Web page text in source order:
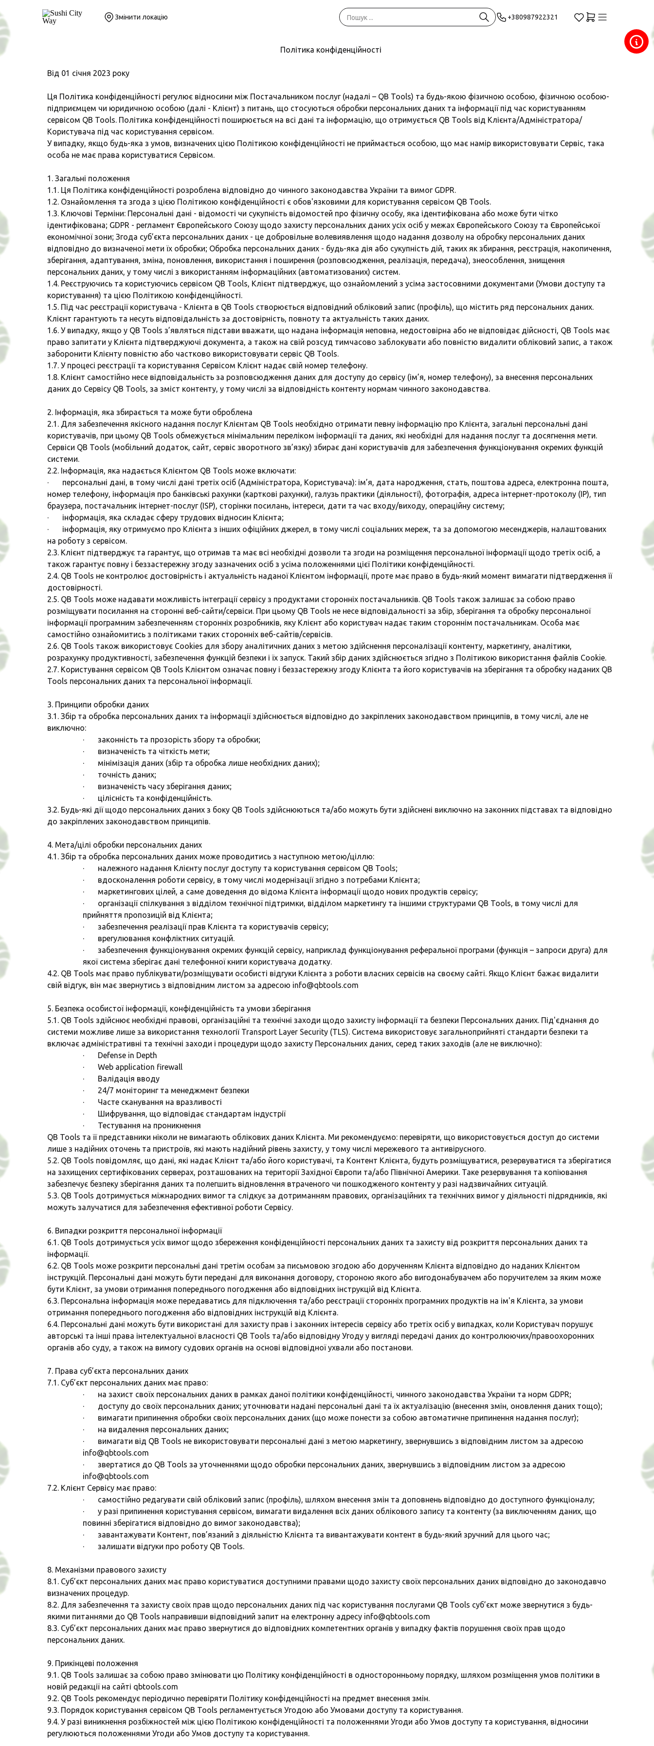
Змінити локацію +380987922321
Політика конфіденційності
Від 01 січня 2023 року
Ця Політика конфіденційності регулює відносини між Постачальником послуг (надалі – QB Tools) та будь-якою фізичною особою, фізичною особою-
підприємцем чи юридичною особою (далі - Клієнт) з питань, що стосуються обробки персональних даних та інформації під час користуванням
сервісом QB Tools. Політика конфіденційності поширюється на всі дані та інформацію, що отримується QB Tools від Клієнта/Адміністратора/
Користувача під час користування сервісом.
У випадку, якщо будь-яка з умов, визначених цією Політикою конфіденційності не приймається особою, що має намір використовувати Сервіс, така
особа не має права користуватися Сервісом.
1. Загальні положення
1.1. Ця Політика конфіденційності розроблена відповідно до чинного законодавства України та вимог GDPR.
1.2. Ознайомлення та згода з цією Політикою конфіденційності є обов'язковими для користування сервісом QB Tools.
1.3. Ключові Терміни: Персональні дані - відомості чи сукупність відомостей про фізичну особу, яка ідентифікована або може бути чітко
ідентифікована; GDPR - регламент Європейського Союзу щодо захисту персональних даних усіх осіб у межах Європейського Союзу та Європейської
економічної зони; Згода суб’єкта персональних даних - це добровільне волевиявлення щодо надання дозволу на обробку персональних даних
відповідно до визначеної мети їх обробки; Обробка персональних даних - будь-яка дія або сукупність дій, таких як збирання, реєстрація, накопичення,
зберігання, адаптування, зміна, поновлення, використання і поширення (розповсюдження, реалізація, передача), знеособлення, знищення
персональних даних, у тому числі з використанням інформаційних (автоматизованих) систем.
1.4. Реєструючись та користуючись сервісом QB Tools, Клієнт підтверджує, що ознайомлений з усіма застосовними документами (Умови доступу та
користування) та цією Політикою конфіденційності.
1.5. Під час реєстрації користувача - Клієнта в QB Tools створюється відповідний обліковий запис (профіль), що містить ряд персональних даних.
Клієнт гарантують та несуть відповідальність за достовірність, повноту та актуальність таких даних.
1.6. У випадку, якщо у QB Tools з’являться підстави вважати, що надана інформація неповна, недостовірна або не відповідає дійсності, QB Tools має
право запитати у Клієнта підтверджуючі документа, а також на свій розсуд тимчасово заблокувати або повністю видалити обліковий запис, а також
заборонити Клієнту повністю або частково використовувати сервіс QB Tools.
1.7. У процесі реєстрації та користування Сервісом Клієнт надає свій номер телефону.
1.8. Клієнт самостійно несе відповідальність за розповсюдження даних для доступу до сервісу (ім’я, номер телефону), за внесення персональних
даних до Сервісу QB Tools, за зміст контенту, у тому числі за відповідність контенту нормам чинного законодавства.
2. Інформація, яка збирається та може бути оброблена
2.1. Для забезпечення якісного надання послуг Клієнтам QB Tools необхідно отримати певну інформацію про Клієнта, загальні персональні дані
користувачів, при цьому QB Tools обмежується мінімальним переліком інформації та даних, які необхідні для надання послуг та досягнення мети.
Сервіси QB Tools (мобільний додаток, сайт, сервіс зворотного зв’язку) збирає дані користувачів для забезпечення функціонування окремих функцій
системи.
2.2. Інформація, яка надається Клієнтом QB Tools може включати:
· персональні дані, в тому числі дані третіх осіб (Адміністратора, Користувача): ім’я, дата народження, стать, поштова адреса, електронна пошта,
номер телефону, інформація про банківські рахунки (карткові рахунки), галузь практики (діяльності), фотографія, адреса інтернет-протоколу (ІР), тип
браузера, постачальник інтернет-послуг (ISP), сторінки посилань, інтереси, дати та час входу/виходу, операційну систему;
· інформація, яка складає сферу трудових відносин Клієнта;
· інформація, яку отримуємо про Клієнта з інших офіційних джерел, в тому числі соціальних мереж, та за допомогою месенджерів, налаштованих
на роботу з сервісом.
2.3. Клієнт підтверджує та гарантує, що отримав та має всі необхідні дозволи та згоди на розміщення персональної інформації щодо третіх осіб, а
також гарантує повну і беззастережну згоду зазначених осіб з усіма положеннями цієї Політики конфіденційності.
2.4. QB Tools не контролює достовірність і актуальність наданої Клієнтом інформації, проте має право в будь-який момент вимагати підтвердження її
достовірності.
2.5. QB Tools може надавати можливість інтеграції сервісу з продуктами сторонніх постачальників. QB Tools також залишає за собою право
розміщувати посилання на сторонні веб-сайти/сервіси. При цьому QB Tools не несе відповідальності за збір, зберігання та обробку персональної
інформації програмним забезпеченням сторонніх розробників, яку Клієнт або користувач надає таким стороннім постачальникам. Особа має
самостійно ознайомитись з політиками таких сторонніх веб-сайтів/сервісів.
2.6. QB Tools також використовує Cookies для збору аналітичних даних з метою здійснення персоналізації контенту, маркетингу, аналітики,
розрахунку продуктивності, забезпечення функцій безпеки і їх запуск. Такий збір даних здійснюється згідно з Політикою використання файлів Cookie.
2.7. Користування сервісом QB Tools Клієнтом означає повну і беззастережну згоду Клієнта та його користувачів на зберігання та обробку наданих QB
Tools персональних даних та персональної інформації.
3. Принципи обробки даних
3.1. Збір та обробка персональних даних та інформації здійснюється відповідно до закріплених законодавством принципів, в тому числі, але не
виключно:
· законність та прозорість збору та обробки;
· визначеність та чіткість мети;
· мінімізація даних (збір та обробка лише необхідних даних);
· точність даних;
· визначеність часу зберігання даних;
· цілісність та конфіденційність.
3.2. Будь-які дії щодо персональних даних з боку QB Tools здійснюються та/або можуть бути здійснені виключно на законних підставах та відповідно
до закріплених законодавством принципів.
4. Мета/цілі обробки персональних даних
4.1. Збір та обробка персональних даних може проводитись з наступною метою/ціллю:
· належного надання Клієнту послуг доступу та користування сервісом QB Tools;
· вдосконалення роботи сервісу, в тому числі модернізації згідно з потребами Клієнта;
· маркетингових цілей, а саме доведення до відома Клієнта інформації щодо нових продуктів сервісу;
· організації спілкування з відділом технічної підтримки, відділом маркетингу та іншими структурами QB Tools, в тому числі для
прийняття пропозицій від Клієнта;
· забезпечення реалізації прав Клієнта та користувачів сервісу;
· врегулювання конфліктних ситуацій.
· забезпечення функціонування окремих функцій сервісу, наприклад функціонування реферальної програми (функція – запроси друга) для
якої система зберігає дані телефонної книги користувача додатку.
4.2. QB Tools має право публікувати/розміщувати особисті відгуки Клієнта з роботи власних сервісів на своєму сайті. Якщо Клієнт бажає видалити
свій відгук, він має звернутись з відповідним листом за адресою info@qbtools.com
5. Безпека особистої інформації, конфіденційність та умови зберігання
5.1. QB Tools здійснює необхідні правові, організаційні та технічні заходи щодо захисту інформації та безпеки Персональних даних. Під'єднання до
системи можливе лише за використання технології Transport Layer Security (TLS). Система використовує загальноприйняті стандарти безпеки та
включає адміністративні та технічні заходи і процедури щодо захисту Персональних даних, серед таких заходів (але не виключно):
· Defense in Depth
· Web application firewall
· Валідація вводу
· 24/7 моніторинг та менеджмент безпеки
· Часте сканування на вразливості
· Шифрування, що відповідає стандартам індустрії
· Тестування на проникнення
QB Tools та її представники ніколи не вимагають облікових даних Клієнта. Ми рекомендуємо: перевіряти, що використовується доступ до системи
лише з надійних оточень та пристроїв, які мають надійний рівень захисту, у тому числі мережевого та антивірусного.
5.2. QB Tools повідомляє, що дані, які надає Клієнт та/або його користувачі, та Контент Клієнта, будуть розміщуватися, резервуватися та зберігатися
на захищених сертифікованих серверах, розташованих на території Західної Європи та/або Північної Америки. Таке резервування та копіювання
забезпечує безпеку зберігання даних та полегшить відновлення втраченого чи пошкодженого контенту у разі надзвичайних ситуацій.
5.3. QB Tools дотримується міжнародних вимог та слідкує за дотриманням правових, організаційних та технічних вимог у діяльності підрядників, які
можуть залучатися для забезпечення ефективної роботи Сервісу.
6. Випадки розкриття персональної інформації
6.1. QB Tools дотримується усіх вимог щодо збереження конфіденційності персональних даних та захисту від розкриття персональних даних та
інформації.
6.2. QB Tools може розкрити персональні дані третім особам за письмовою згодою або дорученням Клієнта відповідно до наданих Клієнтом
інструкцій. Персональні дані можуть бути передані для виконання договору, стороною якого або вигодонабувачем або поручителем за яким може
бути Клієнт, за умови отримання попереднього погодження або відповідних інструкцій від Клієнта.
6.3. Персональна інформація може передаватись для підключення та/або реєстрації сторонніх програмних продуктів на ім'я Клієнта, за умови
отримання попереднього погодження або відповідних інструкцій від Клієнта.
6.4. Персональні дані можуть бути використані для захисту прав і законних інтересів сервісу або третіх осіб у випадках, коли Користувач порушує
авторські та інші права інтелектуальної власності QB Tools та/або відповідну Угоду у вигляді передачі даних до контролюючих/правоохоронних
органів або суду, а також на вимогу судових органів на основі відповідної ухвали або постанови.
7. Права суб’єкта персональних даних
7.1. Суб’єкт персональних даних має право:
· на захист своїх персональних даних в рамках даної політики конфіденційності, чинного законодавства України та норм GDPR;
· доступу до своїх персональних даних; уточнювати надані персональні дані та їх актуалізацію (внесення змін, оновлення даних тощо);
· вимагати припинення обробки своїх персональних даних (що може понести за собою автоматичне припинення надання послуг);
· на видалення персональних даних;
· вимагати від QB Tools не використовувати персональні дані з метою маркетингу, звернувшись з відповідним листом за адресою
info@qbtools.com
· звертатися до QB Tools за уточненнями щодо обробки персональних даних, звернувшись з відповідним листом за адресою
info@qbtools.com
7.2. Клієнт Сервісу має право:
· самостійно редагувати свій обліковий запис (профіль), шляхом внесення змін та доповнень відповідно до доступного функціоналу;
· у разі припинення користування сервісом, вимагати видалення всіх даних облікового запису та контенту (за виключенням даних, що
повинні зберігатися відповідно до вимог законодавства);
· завантажувати Контент, пов’язаний з діяльністю Клієнта та вивантажувати контент в будь-який зручний для цього час;
· залишати відгуки про роботу QB Tools.
8. Механізми правового захисту
8.1. Суб’єкт персональних даних має право користуватися доступними правами щодо захисту своїх персональних даних відповідно до законодавчо
визначених процедур.
8.2. Для забезпечення та захисту своїх прав щодо персональних даних під час користування послугами QB Tools суб’єкт може звернутися з будь-
якими питаннями до QB Tools направивши відповідний запит на електронну адресу info@qbtools.com
8.3. Суб’єкт персональних даних має право звернутися до відповідних компетентних органів у випадку фактів порушення своїх прав щодо
персональних даних.
9. Прикінцеві положення
9.1. QB Tools залишає за собою право змінювати цю Політику конфіденційності в односторонньому порядку, шляхом розміщення умов політики в
новій редакції на сайті qbtools.com
9.2. QB Tools рекомендує періодично перевіряти Політику конфіденційності на предмет внесення змін.
9.3. Порядок користування сервісом QB Tools регламентується Угодою або Умовами доступу та користування.
9.4. У разі виникнення розбіжностей між цією Політикою конфіденційності та положеннями Угоди або Умов доступу та користування, відносини
регулюються положеннями Угоди або Умов доступу та користування.